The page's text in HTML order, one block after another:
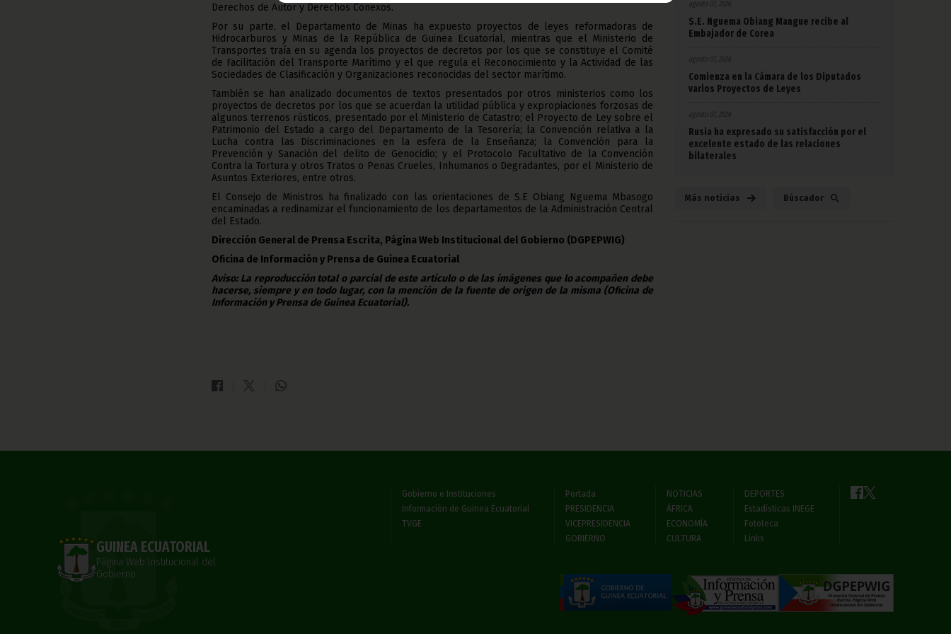
Derechos de Autor y Derechos Conexos.
Por su parte, el Departamento de Minas ha expuesto proyectos de leyes reformadoras de
Hidrocarburos y Minas de la República de Guinea Ecuatorial, mientras que el Ministerio de
Transportes traía en su agenda los proyectos de decretos por los que se constituye el Comité
de Facilitación del Transporte Marítimo y el que regula el Reconocimiento y la Actividad de las
Sociedades de Clasificación y Organizaciones reconocidas del sector marítimo.
También se han analizado documentos de textos presentados por otros ministerios como los
proyectos de decretos por los que se acuerdan la utilidad pública y expropiaciones forzosas de
algunos terrenos rústicos, presentado por el Ministerio de Catastro; el Proyecto de Ley sobre el
Patrimonio del Estado a cargo del Departamento de la Tesorería; la Convención relativa a la
Lucha contra las Discriminaciones en la esfera de la Enseñanza; la Convención para la
Prevención y Sanación del delito de Genocidio; y el Protocolo Facultativo de la Convención
Contra la Tortura y otros Tratos o Penas Crueles, Inhumanos o Degradantes, por el Ministerio de
Asuntos Exteriores, entre otros.
El Consejo de Ministros ha finalizado con las orientaciones de S.E Obiang Nguema Mbasogo
encaminadas a redinamizar el funcionamiento de los departamentos de la Administración Central
del Estado.
Dirección General de Prensa Escrita, Página Web Institucional del Gobierno (DGPEPWIG)
Oficina de Información y Prensa de Guinea Ecuatorial
Aviso: La reproducción total o parcial de este artículo o de las imágenes que lo acompañen debe
hacerse, siempre y en todo lugar, con la mención de la fuente de origen de la misma (Oficina de
Información y Prensa de Guinea Ecuatorial).
agosto 07, 2026
S.E. Nguema Obiang Mangue recibe al
Embajador de Corea
agosto 07, 2026
Comienza en la Cámara de los Diputados
varios Proyectos de Leyes
agosto 07, 2026
Rusia ha expresado su satisfacción por el
excelente estado de las relaciones
bilaterales
Más noticias Búscador
GUINEA ECUATORIAL
Página Web Institucional del
Gobierno
Gobierno e Instituciones
Información de Guinea Ecuatorial
TVGE
Portada
PRESIDENCIA
VICEPRESIDENCIA
GOBIERNO
NOTICIAS
ÁFRICA
ECONOMÍA
CULTURA
DEPORTES
Estadísticas INEGE
Fototeca
Links